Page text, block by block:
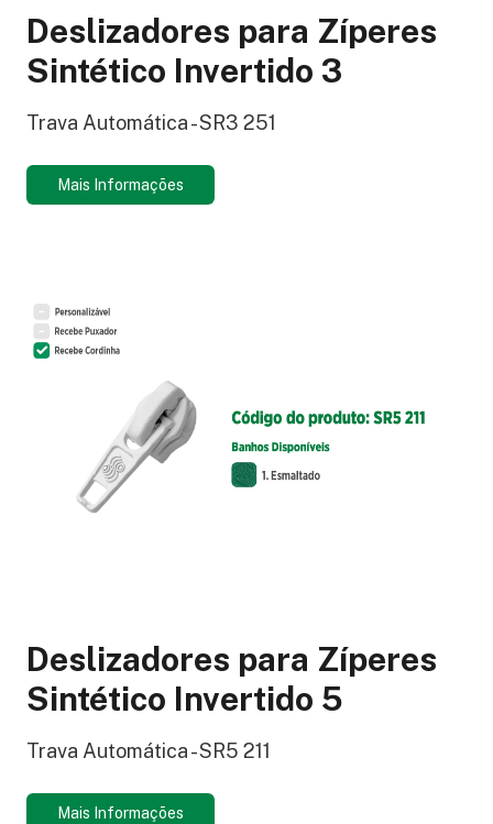
Deslizadores para Zíperes
Sintético Invertido 3
Trava Automática - SR3 251
Mais Informações
Deslizadores para Zíperes
Sintético Invertido 5
Trava Automática - SR5 211
Mais Informações